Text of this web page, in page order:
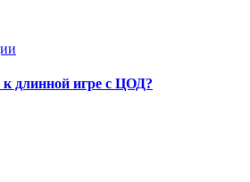
длинной игре с ЦОД?